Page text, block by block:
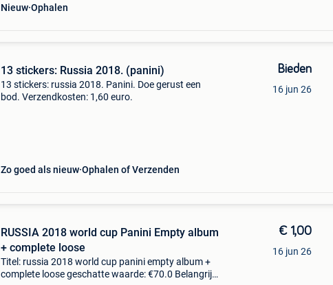
Nieuw Ophalen
13 stickers: Russia 2018. (panini)
13 stickers: russia 2018. Panini. Doe gerust een
bod. Verzendkosten: 1,60 euro.
Zo goed als nieuw Ophalen of Verzenden
Bieden
16 jun 26
RUSSIA 2018 world cup Panini Empty album
+ complete loose
Titel: russia 2018 world cup panini empty album +
complete loose geschatte waarde: €70.0 Belangrijk:
€ 1,00
16 jun 26